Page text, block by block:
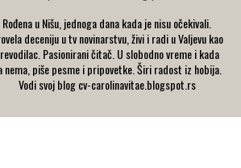
Rođena u Nišu, jednoga dana kada je nisu očekivali.
deceniju u tv novinarstvu, živi i radi u Valjevu kao
Pasionirani čitač. U slobodno vreme i kada
nema, piše pesme i pripovetke. Širi radost iz hobija.
Vodi svoj blog cv-carolinavitae.blogspot.rs